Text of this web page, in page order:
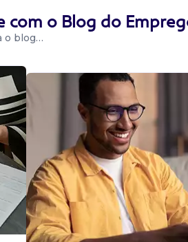
com o Blog do
o blog…